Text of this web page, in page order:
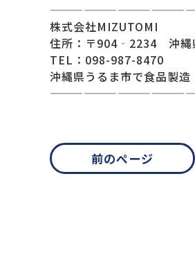
株式会社MIZUTOMI
住所：〒904‐2234 沖縄
TEL：098-987-8470
沖縄県うるま市で食品製造
前のページ